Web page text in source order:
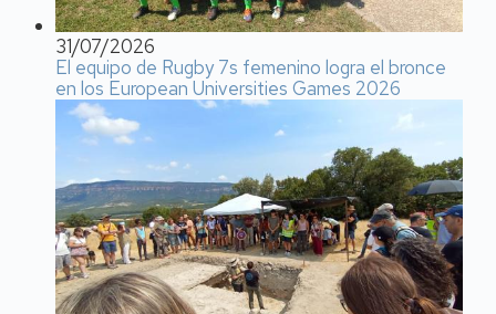
31/07/2026
El equipo de Rugby 7s femenino logra el bronce
en los European Universities Games 2026